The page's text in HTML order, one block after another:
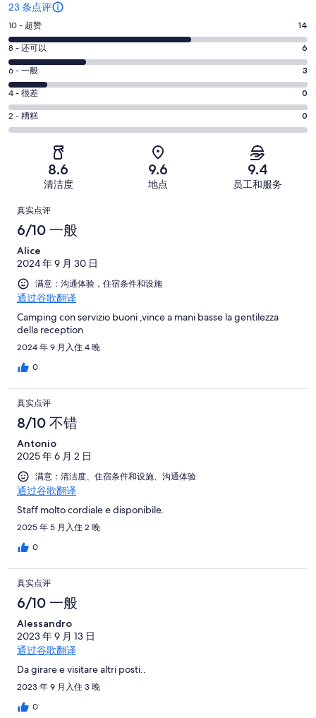
23 条点评
10
分
-
超
赞。
14
条
好
条
点
10 - 超赞 14
8
分
-
还
可
以。
有
23
条
点
评
8 - 还可以 6
6
分
-
一
般。
共
有
条
点
评
6 - 一般 3
4
分
-
评，
共
有
23
条
点
4 - 很差 0
2
分
条
评，
共
有
23
条
点
评
2 - 糟糕 0
8.6
清洁度
9.6
地点
9.4
员工和服务
点
评
真实点评
6/10 一般
Alice
2024 年 9 月 30 日
满意：沟通体验，住宿条件和设施
通过谷歌翻译
Camping con servizio buoni ,vince a mani basse la gentilezza
della reception
2024 年 9 月入住 4 晚
0
真实点评
8/10 不错
Antonio
2025 年 6 月 2 日
满意：清洁度、住宿条件和设施、沟通体验
通过谷歌翻译
Staff molto cordiale e disponibile.
2025 年 5 月入住 2 晚
0
真实点评
6/10 一般
Alessandro
2023 年 9 月 13 日
通过谷歌翻译
Da girare e visitare altri posti..
2023 年 9 月入住 3 晚
0